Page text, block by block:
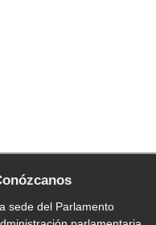
sede del Parlamento